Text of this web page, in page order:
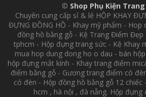
© Shop Phụ Kiện
Chuyên cung cấp sỉ & lẻ HỘP KHAY
ĐỰNG ĐỒNG HỒ - Khay mỹ phẩm - Hop
đồng hồ bằng gỗ - Kệ Trang Điểm
tphcm - Hộp đựng trang sức - Kệ Khay
mua hop dung dong ho o dau - bán
hộp đựng mắt kính - Khay trang điểm
điểm bằng gỗ - Gương trang điểm có
có đèn - Hộp đồng hồ bằng gỗ 12
hcm , hà nội , đà nẵng. Hộp đựng